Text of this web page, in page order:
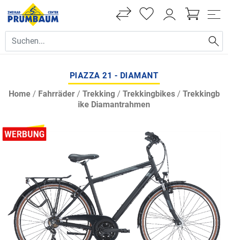
PIAZZA 21 - DIAMANT
Home/ Fahrräder/ Trekking/ Trekkingbikes/ Trekkingb
ike Diamantrahmen